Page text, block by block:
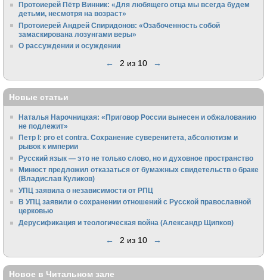
Протоиерей Пётр Винник: «Для любящего отца мы всегда будем
детьми, несмотря на возраст»
Протоиерей Андрей Спиридонов: «Озабоченность собой
замаскирована лозунгами веры»
О рассуждении и осуждении
← 2 из 10 →
Новые статьи
Наталья Нарочницкая: «Приговор России вынесен и обжалованию
не подлежит»
Петр I: pro et contra. Сохранение суверенитета, абсолютизм и
рывок к империи
Русский язык — это не только слово, но и духовное пространство
Минюст предложил отказаться от бумажных свидетельств о браке
(Владислав Куликов)
УПЦ заявила о независимости от РПЦ
В УПЦ заявили о сохранении отношений с Русской православной
церковью
Дерусификация и теологическая война (Александр Щипков)
← 2 из 10 →
Новое в Читальном зале